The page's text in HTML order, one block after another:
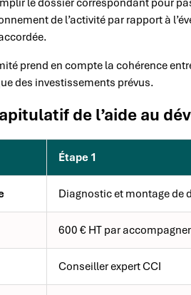
le dossier correspondant pour
de l’activité par rapport à
prend en compte la cohérence
des investissements prévus.
de l’aide au
Étape 1
Diagnostic et montage de
600 € HT par
Conseiller expert CCI